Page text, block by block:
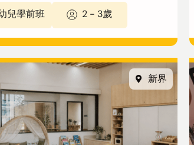
兒學前班 2 - 3歲
新界
諮詢
View in:
English